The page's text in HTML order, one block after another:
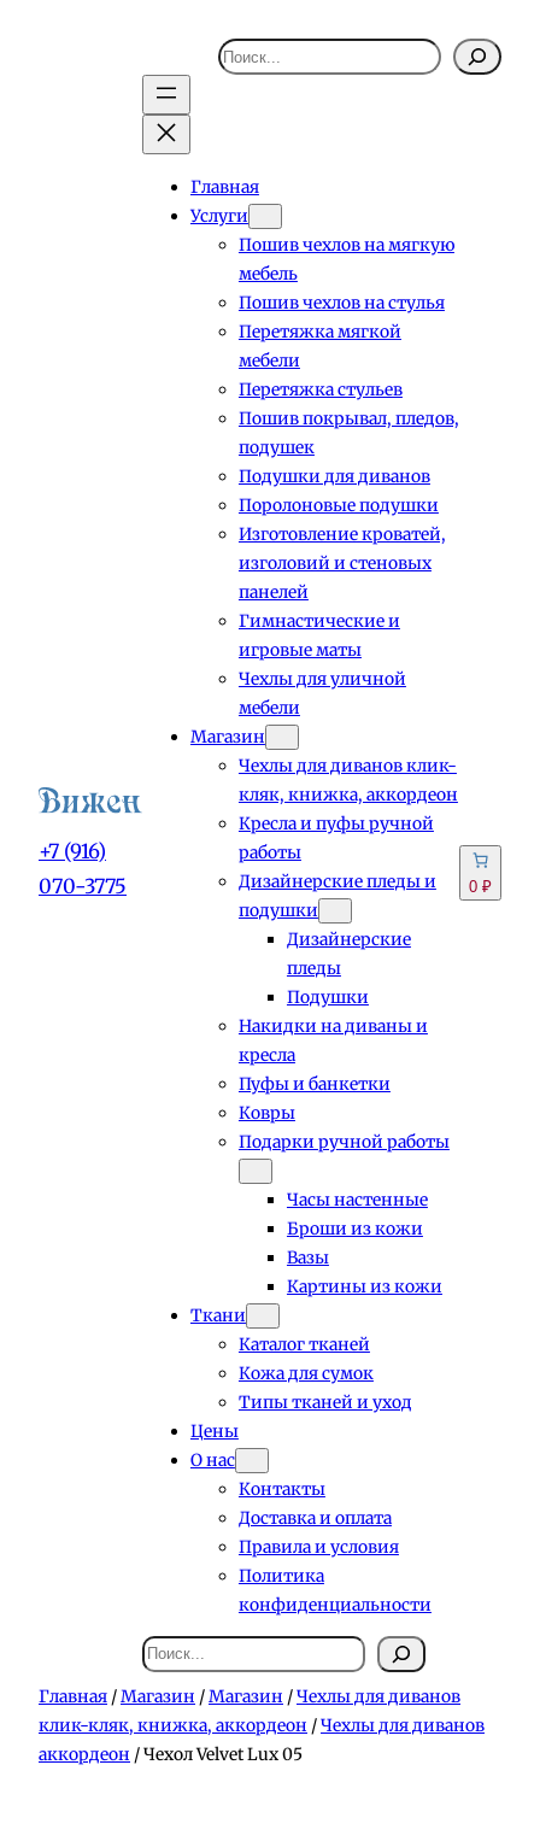
+7 (916)
070-3775
Поиск
Главная
Услуги
Пошив чехлов на мягкую
мебель
Пошив чехлов на стулья
Перетяжка мягкой
мебели
Перетяжка стульев
Пошив покрывал, пледов,
подушек
Подушки для диванов
Поролоновые подушки
Изготовление кроватей,
изголовий и стеновых
панелей
Гимнастические и
игровые маты
Чехлы для уличной
мебели
Магазин
Чехлы для диванов клик-
кляк, книжка, аккордеон
Кресла и пуфы ручной
работы
Дизайнерские пледы и
подушки
Дизайнерские
пледы
Подушки
Накидки на диваны и
кресла
Пуфы и банкетки
Ковры
Подарки ручной работы
Часы настенные
Броши из кожи
Вазы
Картины из кожи
Ткани
Каталог тканей
Кожа для сумок
Типы тканей и уход
Цены
О нас
Контакты
Доставка и оплата
Правила и условия
Политика
конфиденциальности
Поиск
0 ₽
Главная /Магазин /Магазин /Чехлы для диванов
клик-кляк, книжка, аккордеон /Чехлы для диванов
аккордеон / Чехол Velvet Lux 05